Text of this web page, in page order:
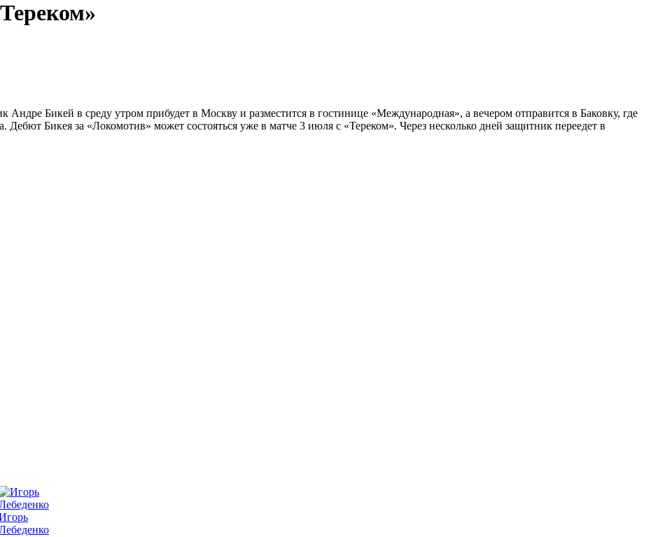
Бикей в среду утром прибудет в Москву и разместится в гостинице «Международная», а вечером отправится в Баковку, где
Дебют Бикея за «Локомотив» может состояться уже в матче 3 июля с «Тереком». Через несколько дней защитник переедет в